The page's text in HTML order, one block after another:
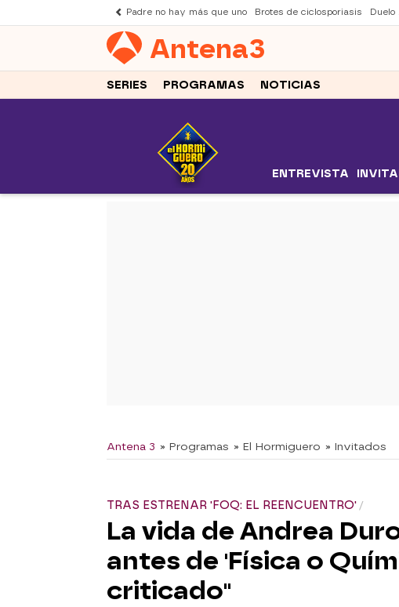
Padre no hay más que uno Brotes de ciclosporiasis Duelo
Antena3
SERIES PROGRAMAS NOTICIAS
ENTREVISTA
-
Antena 3 » Programas » El Hormiguero » Invitados
TRAS ESTRENAR 'FOQ: EL REENCUENTRO'
La vida de Andrea
antes de 'Física o
criticado"